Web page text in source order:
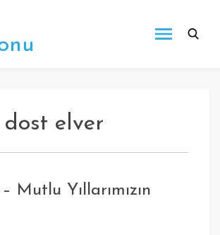
dost elver
Mutlu Yıllarımızın